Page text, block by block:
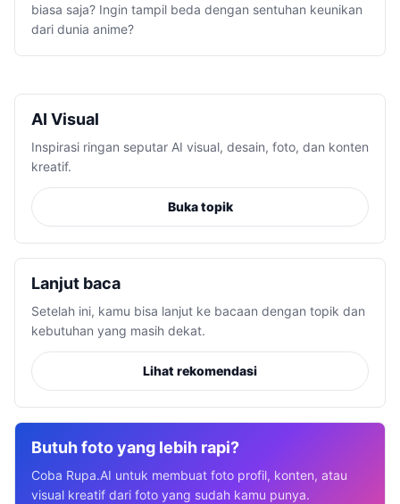
biasa saja? Ingin tampil beda dengan sentuhan keunikan
dari dunia anime?
AI Visual
Inspirasi ringan seputar AI visual, desain, foto, dan konten
kreatif.
Buka topik
Lanjut baca
Setelah ini, kamu bisa lanjut ke bacaan dengan topik dan
kebutuhan yang masih dekat.
Lihat rekomendasi
Butuh foto yang lebih rapi?
Coba Rupa.AI untuk membuat foto profil, konten, atau
visual kreatif dari foto yang sudah kamu punya.